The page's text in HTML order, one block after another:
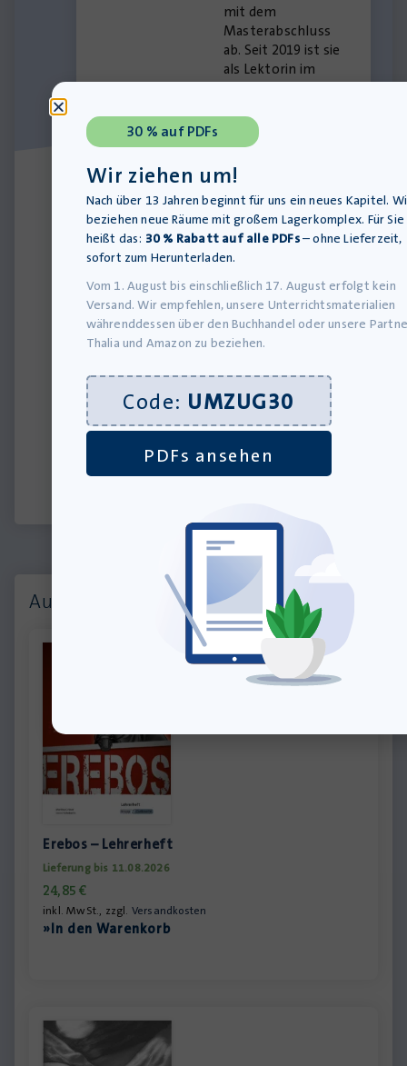
mit dem
Masterabschluss
ab. Seit 2019 ist sie
als Lektorin im
Als Autorin verfasst
sie Materialien für
die unterrichtliche
Behandlung von
Jugendliteratur, die
Sachtextanalyse
und
Argumentation
sowie für das
Rechtschreibtrainin
g.
Materialien
Biedermann
Auch interessant:
Erebos – Lehrerheft
Lieferung bis 11.08.2026
24,85€
inkl. MwSt., zzgl. Versandkosten
»In den Warenkorb
30 % auf PDFs
Wir ziehen um!
Nach über 13 Jahren beginnt für uns ein neues Kapitel.
beziehen neue Räume mit großem Lagerkomplex. Für Sie
heißt das: 30 % Rabatt auf alle PDFs– ohne Lieferzeit,
sofort zum Herunterladen.
Vom 1. August bis einschließlich 17. August erfolgt kein
Versand. Wir empfehlen, unsere Unterrichtsmaterialien
währenddessen über den Buchhandel oder unsere
Thalia und Amazon zu beziehen.
Code: UMZUG30
PDFs ansehen